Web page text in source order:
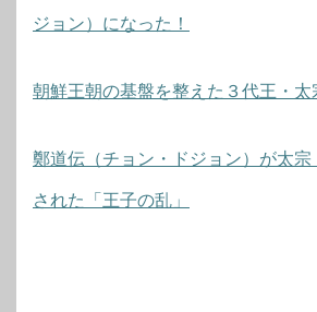
ジョン）になった！
朝鮮王朝の基盤を整えた３代王・太
鄭道伝（チョン・ドジョン）が太
された「王子の乱」